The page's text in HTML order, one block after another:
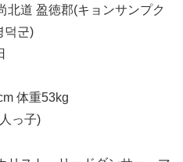
道 盈徳郡(キョンサンプク
덕군)
体重53kg
っ子)